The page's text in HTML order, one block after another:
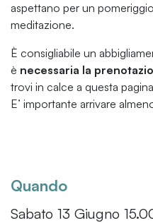
aspettano per un
meditazione.
È consigliabile un
è necessaria la
trovi in calce a questa pagina
E’ importante arrivare
Quando
Sabato 13 Giugno